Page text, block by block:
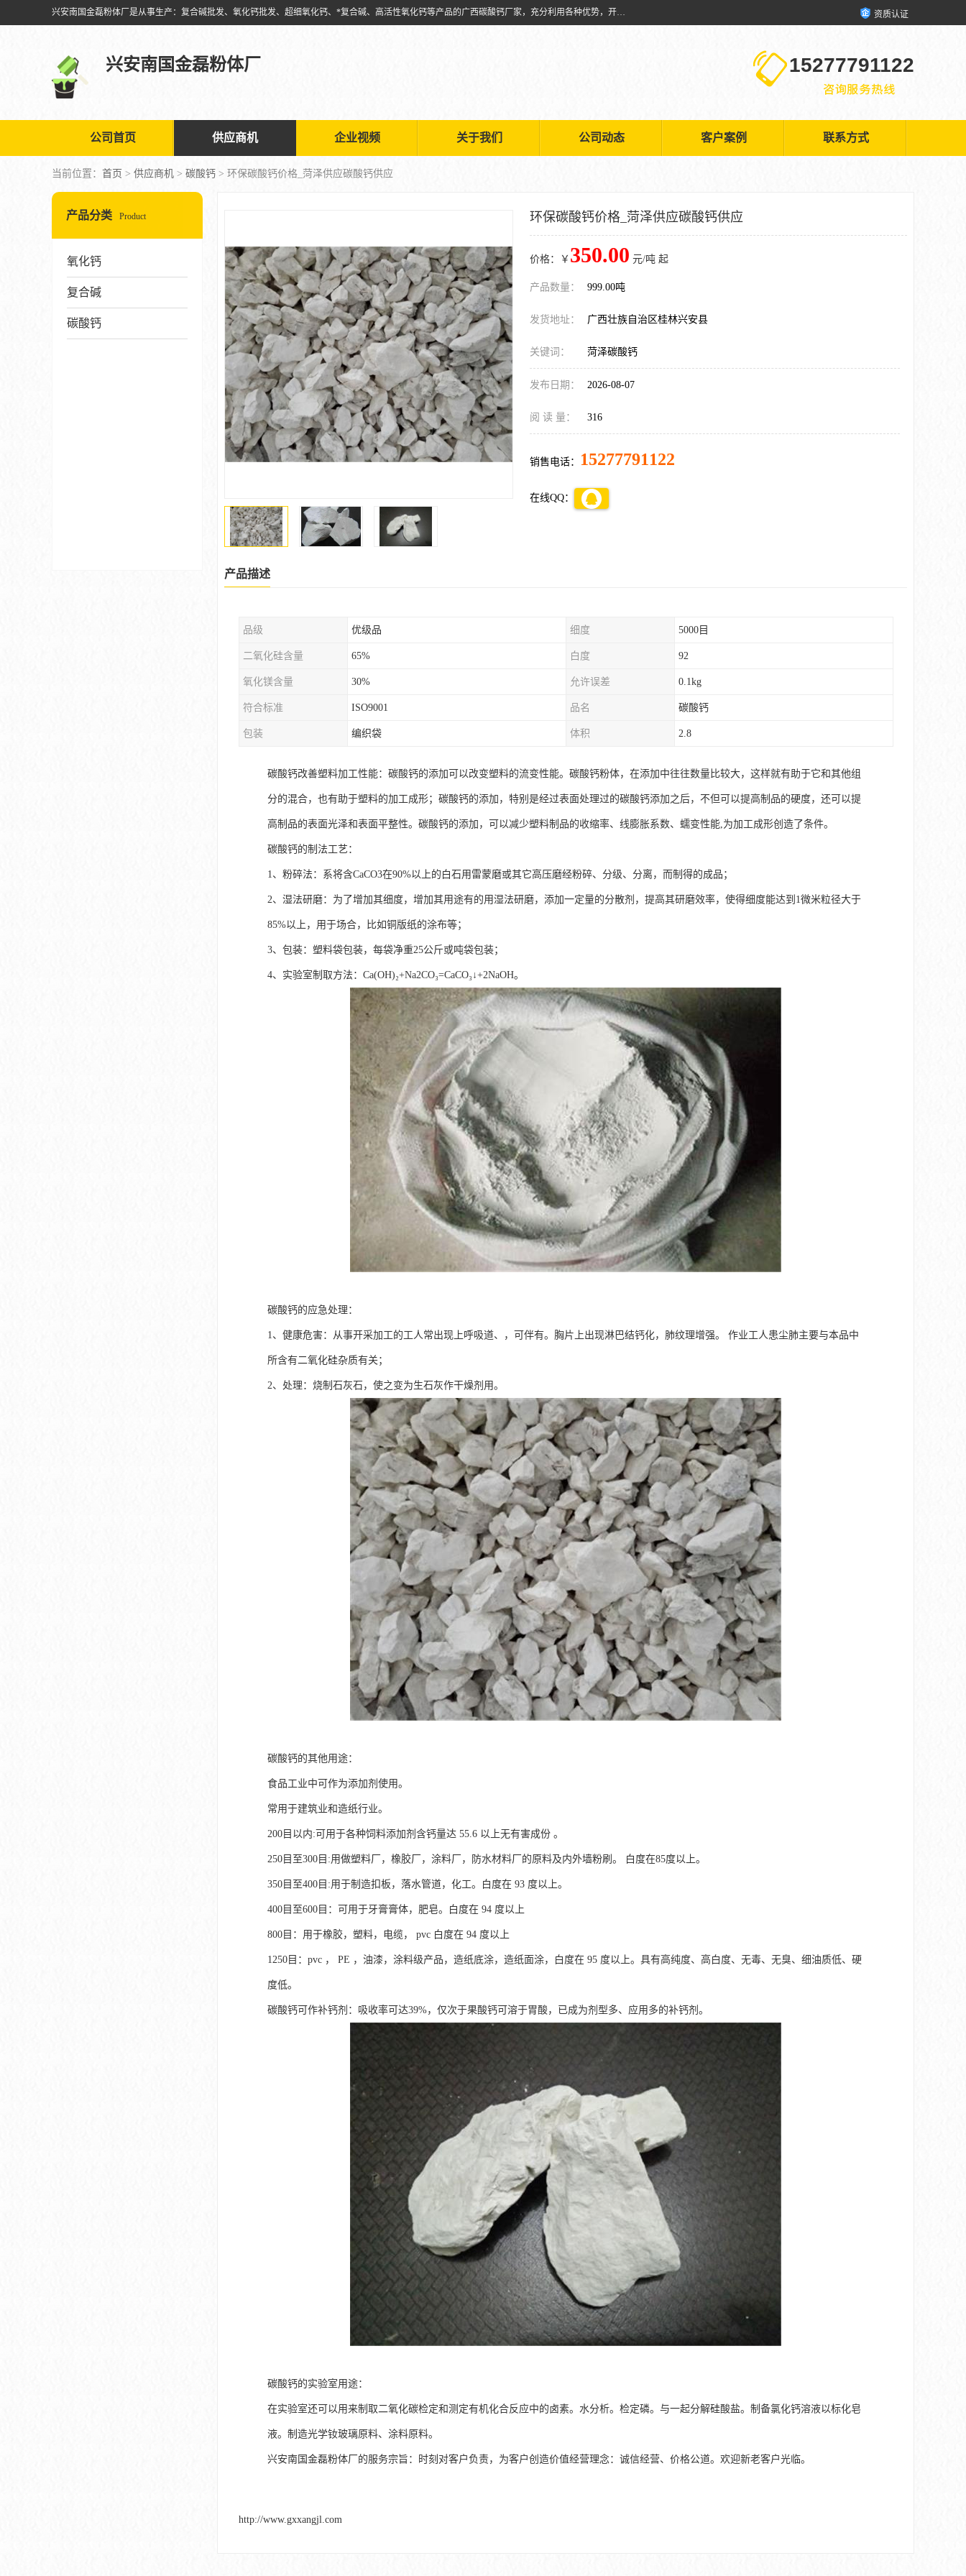
兴安南国金磊粉体厂是从事生产：复合碱批发、氧化钙批发、超细氧化钙、*复合碱、高活性氧化钙等产品的广西碳酸钙厂家，充分利用各种优势，开拓创新，逐步建立了现代企业管理体系，科学.规范的生产体系，严谨的产品质量控制体系，完备的产品质量检验体系。 资质认证
兴安南国金磊粉体厂 15277791122
公司首页 供应商机 企业视频 关于我们 公司动态 客户案例 联系方式
当前位置： 首页 > 供应商机 > 碳酸钙 > 环保碳酸钙价格_菏泽供应碳酸钙供应
产品分类 Product
氧化钙
复合碱
碳酸钙
环保碳酸钙价格_菏泽供应碳酸钙供应
价格：￥ 350.00 元/吨 起
产品数量： 999.00吨
发货地址： 广西壮族自治区桂林兴安县
关键词： 菏泽碳酸钙
发布日期： 2026-08-07
阅 读 量： 316
销售电话： 15277791122
在线QQ：
产品描述
品级 优级品 细度 5000目
二氧化硅含量 65% 白度 92
氧化镁含量 30% 允许误差 0.1kg
符合标准 ISO9001 品名 碳酸钙
包装 编织袋 体积 2.8
碳酸钙改善塑料加工性能：碳酸钙的添加可以改变塑料的流变性能。碳酸钙粉体，在添加中往往数量比较大，这样就有助于它和其他组
分的混合，也有助于塑料的加工成形；碳酸钙的添加，特别是经过表面处理过的碳酸钙添加之后，不但可以提高制品的硬度，还可以提
高制品的表面光泽和表面平整性。碳酸钙的添加，可以减少塑料制品的收缩率、线膨胀系数、蠕变性能,为加工成形创造了条件。
碳酸钙的制法工艺：
1、粉碎法：系将含CaCO3在90%以上的白石用雷蒙磨或其它高压磨经粉碎、分级、分离，而制得的成品；
2、湿法研磨：为了增加其细度，增加其用途有的用湿法研磨，添加一定量的分散剂，提高其研磨效率，使得细度能达到1微米粒径大于
85%以上，用于场合，比如铜版纸的涂布等；
3、包装：塑料袋包装，每袋净重25公斤或吨袋包装；
4、实验室制取方法：Ca(OH)₂+Na2CO₃=CaCO₃↓+2NaOH。
碳酸钙的应急处理：
1、健康危害：从事开采加工的工人常出现上呼吸道、，可伴有。胸片上出现淋巴结钙化，肺纹理增强。 作业工人患尘肺主要与本品中
所含有二氧化硅杂质有关；
2、处理：烧制石灰石，使之变为生石灰作干燥剂用。
碳酸钙的其他用途：
食品工业中可作为添加剂使用。
常用于建筑业和造纸行业。
200目以内:可用于各种饲料添加剂含钙量达 55.6 以上无有害成份 。
250目至300目:用做塑料厂，橡胶厂，涂料厂，防水材料厂的原料及内外墙粉刷。 白度在85度以上。
350目至400目:用于制造扣板，落水管道，化工。白度在 93 度以上。
400目至600目：可用于牙膏膏体，肥皂。白度在 94 度以上
800目：用于橡胶，塑料，电缆， pvc 白度在 94 度以上
1250目：pvc ， PE ，油漆，涂料级产品，造纸底涂，造纸面涂，白度在 95 度以上。具有高纯度、高白度、无毒、无臭、细油质低、硬
度低。
碳酸钙可作补钙剂：吸收率可达39%，仅次于果酸钙可溶于胃酸，已成为剂型多、应用多的补钙剂。
碳酸钙的实验室用途：
在实验室还可以用来制取二氧化碳检定和测定有机化合反应中的卤素。水分析。检定磷。与一起分解硅酸盐。制备氯化钙溶液以标化皂
液。制造光学钕玻璃原料、涂料原料。
兴安南国金磊粉体厂的服务宗旨：时刻对客户负责，为客户创造价值经营理念：诚信经营、价格公道。欢迎新老客户光临。
http://www.gxxangjl.com